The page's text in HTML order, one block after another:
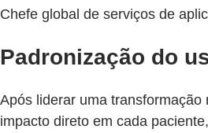
Chefe global de serviços de
Padronização do
Após liderar uma transformação
impacto direto em cada